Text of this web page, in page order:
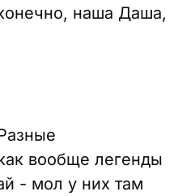
наша Даша,
вообще легенды
- мол у них там